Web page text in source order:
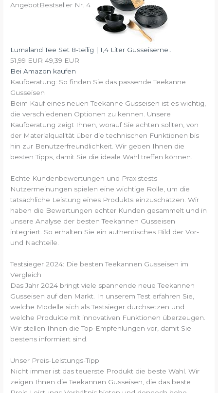
AngebotBestseller Nr. 4
Lumaland Tee Set 8-teilig | 1,4 Liter Gusseiserne...
51,99 EUR 49,39 EUR
Bei Amazon kaufen
Kaufberatung: So finden Sie das passende Teekanne
Gusseisen
Beim Kauf eines neuen Teekanne Gusseisen ist es wichtig,
die verschiedenen Optionen zu kennen. Unsere
Kaufberatung zeigt Ihnen, worauf Sie achten sollten, von
der Materialqualität über die technischen Funktionen bis
hin zur Benutzerfreundlichkeit. Wir geben Ihnen die
besten Tipps, damit Sie die ideale Wahl treffen können.
Echte Kundenbewertungen und Praxistests
Nutzermeinungen spielen eine wichtige Rolle, um die
tatsächliche Leistung eines Produkts einzuschätzen. Wir
haben die Bewertungen echter Kunden gesammelt und in
unsere Analyse der besten Teekannen Gusseisen
integriert. So erhalten Sie ein authentisches Bild der Vor-
und Nachteile.
Testsieger 2024: Die besten Teekannen Gusseisen im
Vergleich
Das Jahr 2024 bringt viele spannende neue Teekannen
Gusseisen auf den Markt. In unserem Test erfahren Sie,
welche Modelle sich als Testsieger durchsetzen und
welche Produkte mit innovativen Funktionen überzeugen.
Wir stellen Ihnen die Top-Empfehlungen vor, damit Sie
bestens informiert sind.
Unser Preis-Leistungs-Tipp
Nicht immer ist das teuerste Produkt die beste Wahl. Wir
zeigen Ihnen die Teekannen Gusseisen, die das beste